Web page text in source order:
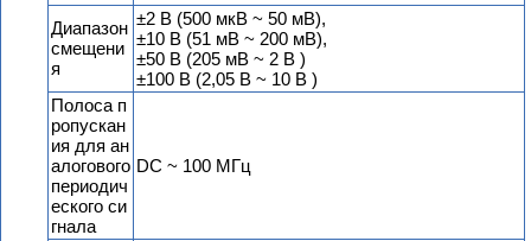
Диапазон
смещени
я
±2 В (500 мкВ ~ 50 мВ),
±10 В (51 мВ ~ 200 мВ),
±50 В (205 мВ ~ 2 В )
±100 В (2,05 В ~ 10 В )
Полоса п
ропускан
ия для ан
алогового
периодич
еского си
гнала
DC ~ 100 МГц